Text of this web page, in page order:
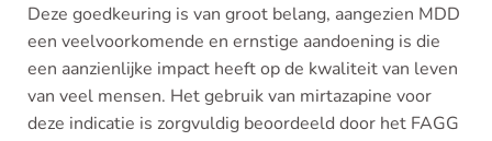
Deze goedkeuring is van groot belang, aangezien MDD
een veelvoorkomende en ernstige aandoening is die
een aanzienlijke impact heeft op de kwaliteit van leven
van veel mensen. Het gebruik van mirtazapine voor
deze indicatie is zorgvuldig beoordeeld door het FAGG